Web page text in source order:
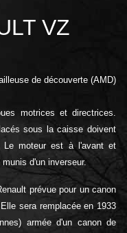
VZ
de découverte (AMD)
motrices et directrices.
sous la caisse doivent
Le moteur est à l'avant et
d'un inverseur.
prévue pour un canon
sera remplacée en 1933
armée d'un canon de